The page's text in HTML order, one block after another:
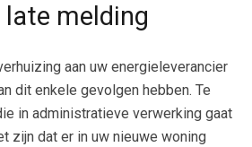
late melding
aan uw energieleverancier
dit enkele gevolgen hebben. Te
in administratieve verwerking gaat
zijn dat er in uw nieuwe woning